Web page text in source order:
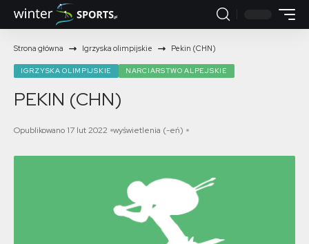
Strona główna Igrzyska olimpijskie Pekin (CHN)
IGRZYSKA OLIMPIJSKIE NARCIARSTWO ALPEJSKIE
PEKIN (CHN)
Opublikowano 17 lut 2022 wyświetlenia (-eń)